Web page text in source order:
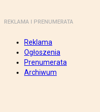
REKLAMA I PRENUMERATA
Reklama
Ogłoszenia
Prenumerata
Archiwum